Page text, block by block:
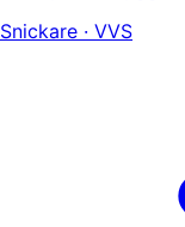
Snickare · VVS